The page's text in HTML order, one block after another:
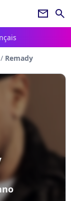
newsletter search
/ Remady